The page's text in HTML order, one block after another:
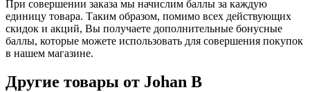
При совершении заказа мы начислим баллы за каждую
единицу товара. Таким образом, помимо всех действующих
скидок и акций, Вы получаете дополнительные бонусные
баллы, которые можете использовать для совершения покупок
в нашем магазине.
Другие товары от Johan B